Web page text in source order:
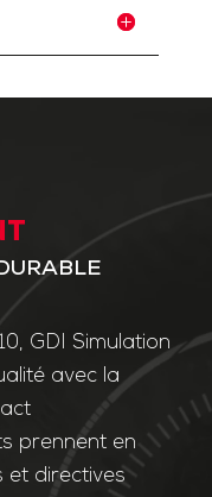
GDI Simulation
avec la
prennent en
et directives